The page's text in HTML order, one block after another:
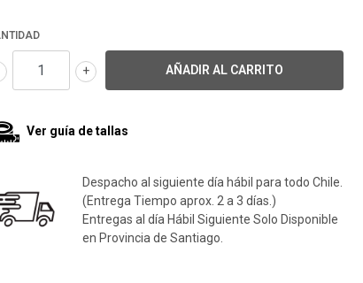
+
Ver guía de tallas
Despacho al siguiente día hábil para todo Chile.
(Entrega Tiempo aprox. 2 a 3 días.)
Entregas al día Hábil Siguiente Solo Disponible
en Provincia de Santiago.